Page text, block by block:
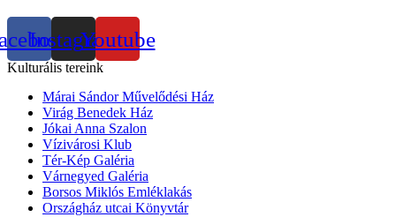
InstagramYoutube
Kulturális tereink
Márai Sándor Művelődési Ház
Virág Benedek Ház
Jókai Anna Szalon
Vízivárosi Klub
Tér-Kép Galéria
Várnegyed Galéria
Borsos Miklós Emléklakás
Országház utcai Könyvtár